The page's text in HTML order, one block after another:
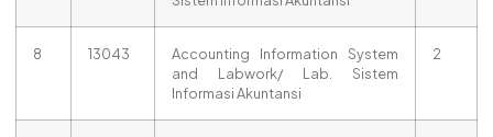
8 13043
Accounting Information System
and Labwork/ Lab. Sistem
Informasi Akuntansi
2